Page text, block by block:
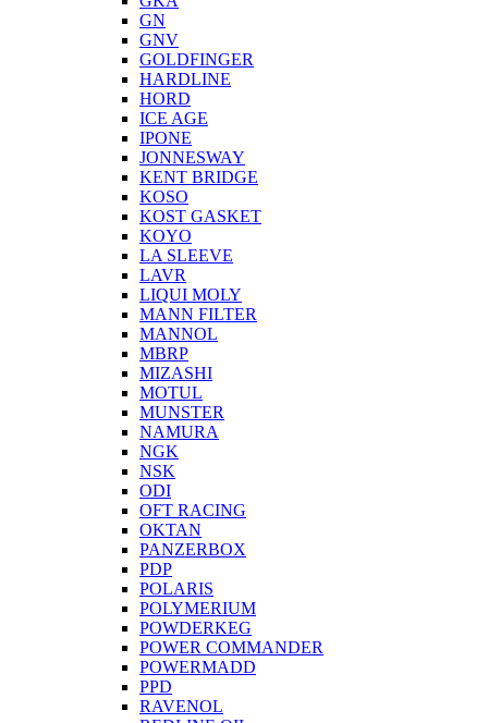
GN
GNV
GOLDFINGER
HARDLINE
HORD
ICE AGE
IPONE
JONNESWAY
KENT BRIDGE
KOSO
KOST GASKET
KOYO
LA SLEEVE
LAVR
LIQUI MOLY
MANN FILTER
MANNOL
MBRP
MIZASHI
MOTUL
MUNSTER
NAMURA
NGK
NSK
ODI
OFT RACING
OKTAN
PANZERBOX
PDP
POLARIS
POLYMERIUM
POWDERKEG
POWER COMMANDER
POWERMADD
PPD
RAVENOL